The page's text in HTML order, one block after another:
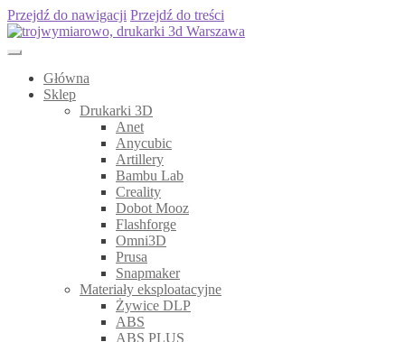
Przejdź do nawigacji Przejdź do treści
Główna
Sklep
Drukarki 3D
Anet
Anycubic
Artillery
Bambu Lab
Creality
Dobot Mooz
Flashforge
Omni3D
Prusa
Snapmaker
Materiały eksploatacyjne
Żywice DLP
ABS
ABS PLUS